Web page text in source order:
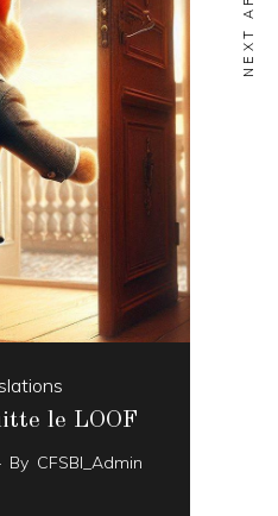
le LOOF
By CFSBI_Admin